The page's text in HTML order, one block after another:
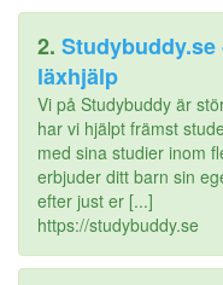
2.
läxhjälp
Vi på Studybuddy är
har vi hjälpt främst
med sina studier inom
erbjuder ditt barn sin
efter just er [...]
https://studybuddy.se